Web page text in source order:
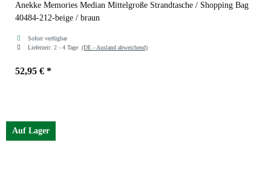
Anekke Memories Median Mittelgroße Strandtasche / Shopping Bag
40484-212-beige / braun
Sofort verfügbar
Lieferzeit: 2 - 4 Tage (DE - Ausland abweichend)
52,95 € *
Auf Lager